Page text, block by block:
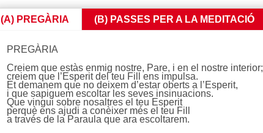
(A) PREGÀRIA (B) PASSES PER A LA MEDITACIÓ
PREGÀRIA
Creiem que estàs enmig nostre, Pare, i en el nostre interior;
creiem que l’Esperit del teu Fill ens impulsa.
Et demanem que no deixem d’estar oberts a l’Esperit,
i que sapiguem escoltar les seves insinuacions.
Que vingui sobre nosaltres el teu Esperit
perquè ens ajudi a conèixer més el teu Fill
a través de la Paraula que ara escoltarem.